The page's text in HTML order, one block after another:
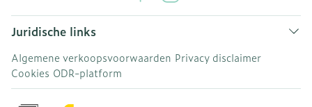
Juridische links
Algemene verkoopsvoorwaarden Privacy disclaimer
Cookies ODR-platform